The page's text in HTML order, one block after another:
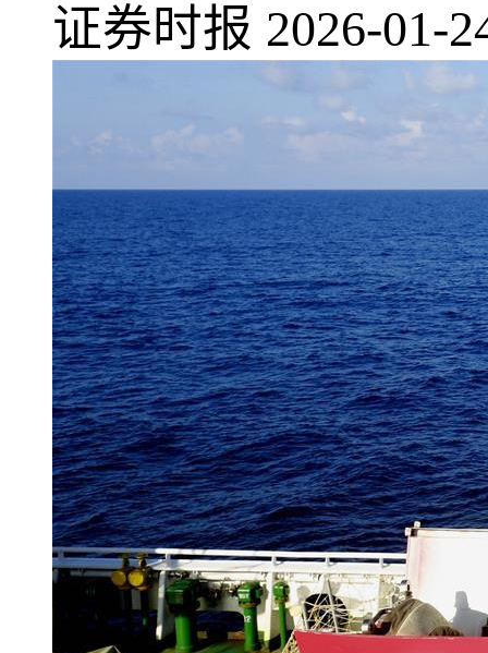
证券时报 2026-01-